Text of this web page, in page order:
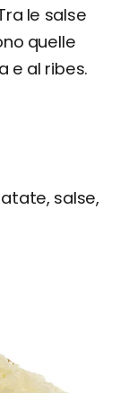
le salse
quelle
e al ribes.
salse,